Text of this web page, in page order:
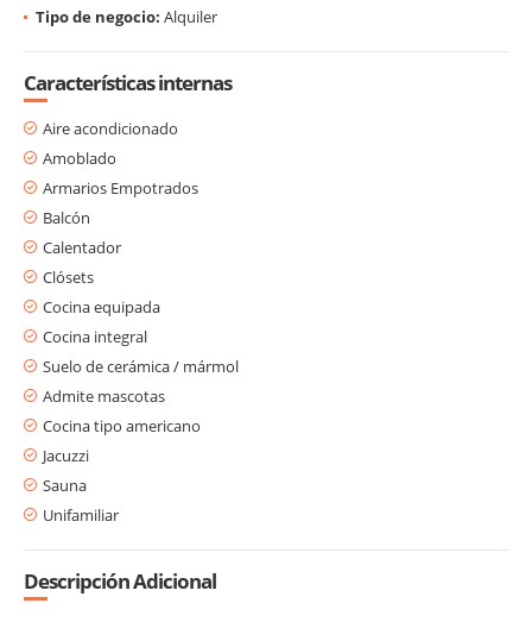
Tipo de negocio: Alquiler
Características internas
Aire acondicionado
Amoblado
Armarios Empotrados
Balcón
Calentador
Clósets
Cocina equipada
Cocina integral
Suelo de cerámica / mármol
Admite mascotas
Cocina tipo americano
Jacuzzi
Sauna
Unifamiliar
Descripción Adicional